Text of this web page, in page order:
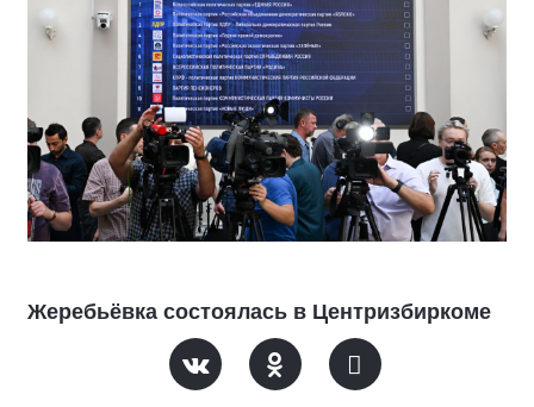
Жеребьёвка состоялась в Центризбиркоме